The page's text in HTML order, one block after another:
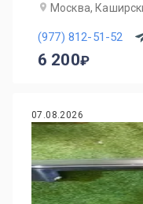
Москва,
(977) 812-51-52
6 200
07.08.2026